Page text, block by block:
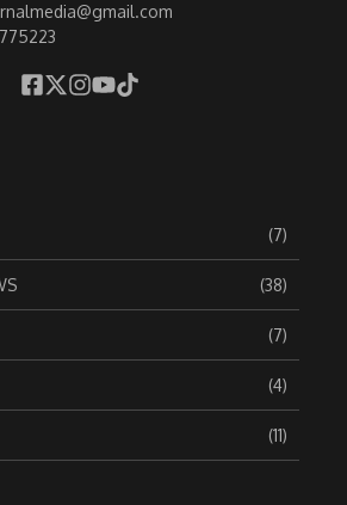
(7)
(38)
(7)
(4)
(11)